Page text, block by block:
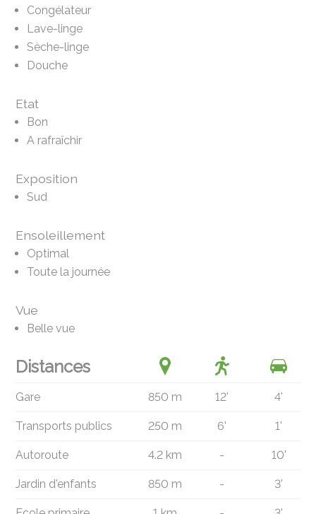
Congélateur
Lave-linge
Sèche-linge
Douche
Etat
Bon
A rafraîchir
Exposition
Sud
Ensoleillement
Optimal
Toute la journée
Vue
Belle vue
Distances
Gare 850 m 12' 4'
Transports publics 250 m 6' 1'
Autoroute 4.2 km - 10'
Jardin d'enfants 850 m - 3'